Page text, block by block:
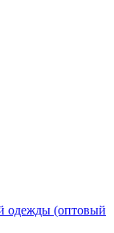
одежды (оптовый